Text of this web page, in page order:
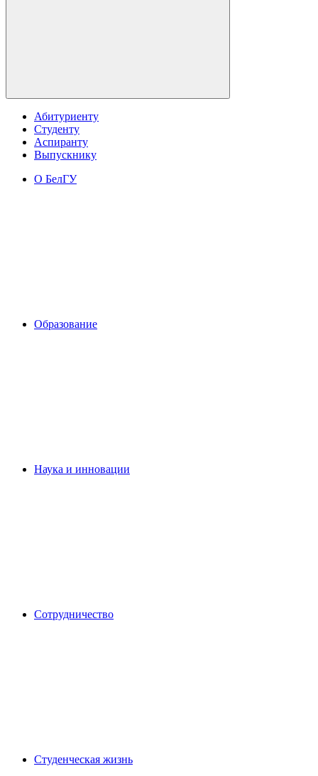
Абитуриенту
Студенту
Аспиранту
Выпускнику
О БелГУ
Образование
Наука и инновации
Сотрудничество
Студенческая жизнь